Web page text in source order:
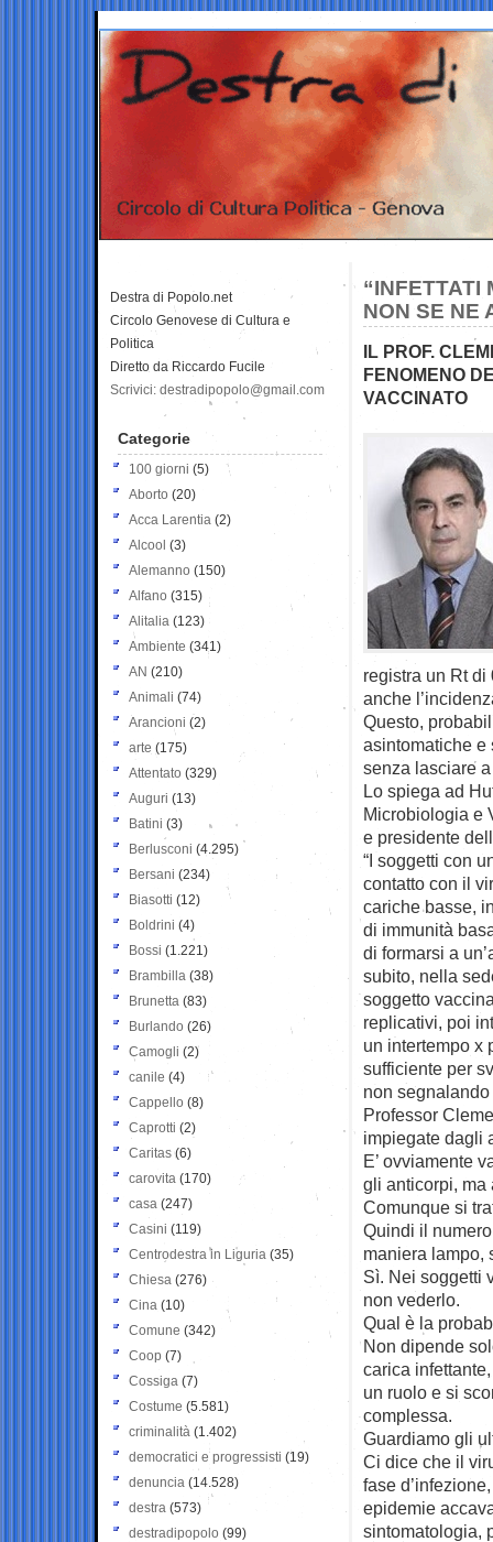
“INFETTATI
NON SE NE
IL PROF.
FENOMENO
VACCINATO
registra un Rt
anche
Questo,
asintomatiche e
senza lasciare
Lo spiega ad
Microbiologia e
e presidente
“I soggetti con
contatto con il
cariche basse,
di immunità
di formarsi a
subito, nella
soggetto
replicativi, poi
un intertempo x
sufficiente per
non
Professor
impiegate dagli
E’ ovviamente
gli anticorpi, ma
Comunque si
Quindi il
maniera lampo,
Sì. Nei soggetti
non vederlo.
Qual è la
Non dipende
carica
un ruolo e si
complessa.
Guardiamo gli
Ci dice che il
fase
epidemie
sintomatologia,
Destra di Popolo.net
Circolo Genovese di Cultura e
Politica
Diretto da Riccardo Fucile
Scrivici: destradipopolo@gmail.com
Categorie
100 giorni (5)
Aborto (20)
Acca Larentia (2)
Alcool (3)
Alemanno (150)
Alfano (315)
Alitalia (123)
Ambiente (341)
AN (210)
Animali (74)
Arancioni (2)
arte (175)
Attentato (329)
Auguri (13)
Batini (3)
Berlusconi (4.295)
Bersani (234)
Biasotti (12)
Boldrini (4)
Bossi (1.221)
Brambilla (38)
Brunetta (83)
Burlando (26)
Camogli (2)
canile (4)
Cappello (8)
Caprotti (2)
Caritas (6)
carovita (170)
casa (247)
Casini (119)
Centrodestra in Liguria (35)
Chiesa (276)
Cina (10)
Comune (342)
Coop (7)
Cossiga (7)
Costume (5.581)
criminalità (1.402)
democratici e progressisti (19)
denuncia (14.528)
destra (573)
destradipopolo (99)